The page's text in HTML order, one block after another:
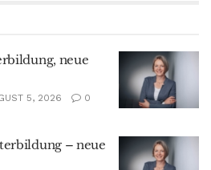
neue
5, 2026
0
– neue